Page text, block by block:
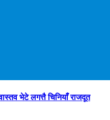
भेटे लगत्तै चिनियाँ राजदूत